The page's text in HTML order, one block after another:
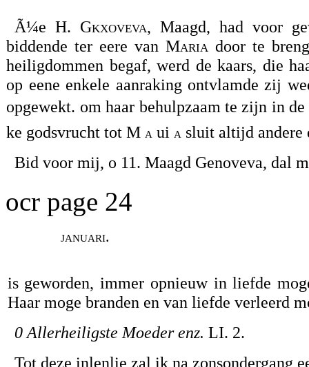
Ã¼e H. Gkxoveva, Maagd, had voor
biddende ter eere van Maria door te
heiligdommen begaf, werd de kaars, die
op eene enkele aanraking ontvlamde zij
opgewekt. om haar behulpzaam te zijn in
ke godsvrucht tot M a ui a sluit altijd andere
Bid voor mij, o 11. Maagd Genoveva, dal
ocr page 24
januari.
is geworden, immer opnieuw in liefde
Haar moge branden en van liefde verleerd
0 Allerheiligste Moeder enz. LI. 2.
Tot deze inlenlie zal ik na zonsondergang